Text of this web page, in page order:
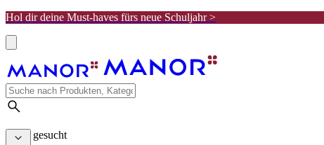
Hol dir deine Must-haves fürs neue Schuljahr >
Meist gesucht